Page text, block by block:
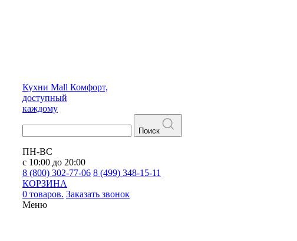
Кухни Mall Комфорт,
доступный
каждому
Поиск
ПН-ВС
с 10:00 до 20:00
8 (800) 302-77-06 8 (499) 348-15-11
КОРЗИНА
0 товаров. Заказать звонок
Меню